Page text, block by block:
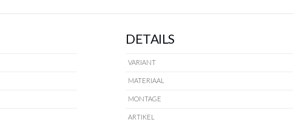
DETAILS
VARIANT
MATERIAAL
MONTAGE
ARTIKEL